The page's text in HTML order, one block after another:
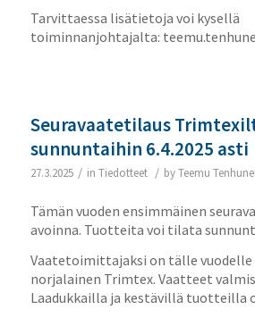
Tarvittaessa lisätietoja voi kysellä
toiminnanjohtajalta:
Seuravaatetilaus
sunnuntaihin 6.4.2025 asti
27.3.2025 / in Tiedotteet / byTeemu
Tämän vuoden ensimmäinen
avoinna. Tuotteita voi tilata
Vaatetoimittajaksi on tälle
norjalainen Trimtex. Vaatteet
Laadukkailla ja kestävillä tuotteilla